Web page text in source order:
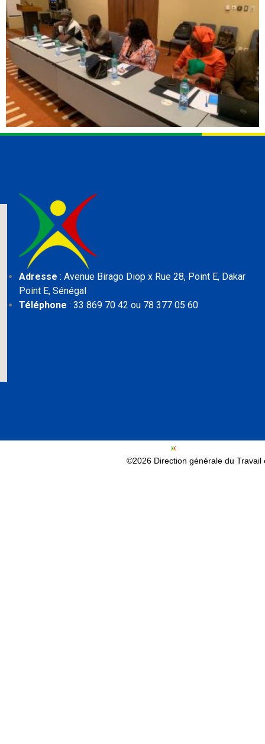
Adresse : Avenue Birago Diop x Rue 28, Point E, Dakar
Point E, Sénégal
Téléphone : 33 869 70 42 ou 78 377 05 60
©2026 Direction générale du Travail